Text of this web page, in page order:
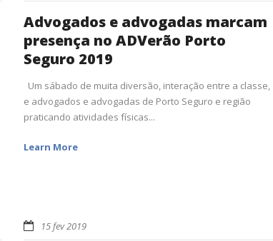
Advogados e advogadas marcam
presença no ADVerão Porto
Seguro 2019
Um sábado de muita diversão, interação entre a classe,
e advogados e advogadas de Porto Seguro e região
praticando atividades físicas...
Learn More
15 fev 2019